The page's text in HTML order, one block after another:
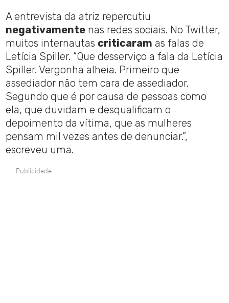
A entrevista da atriz repercutiu
negativamente nas redes sociais. No Twitter,
muitos internautas criticaram as falas de
Letícia Spiller. “Que desserviço a fala da Letícia
Spiller. Vergonha alheia. Primeiro que
assediador não tem cara de assediador.
Segundo que é por causa de pessoas como
ela, que duvidam e desqualificam o
depoimento da vítima, que as mulheres
pensam mil vezes antes de denunciar.”,
escreveu uma.
Publicidade